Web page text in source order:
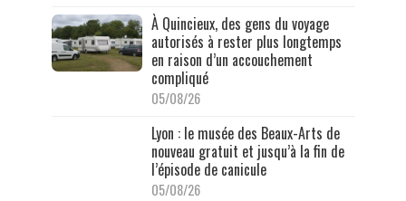
À Quincieux, des gens du voyage
autorisés à rester plus longtemps
en raison d’un accouchement
compliqué
05/08/26
Lyon : le musée des Beaux-Arts de
nouveau gratuit et jusqu’à la fin de
l’épisode de canicule
05/08/26